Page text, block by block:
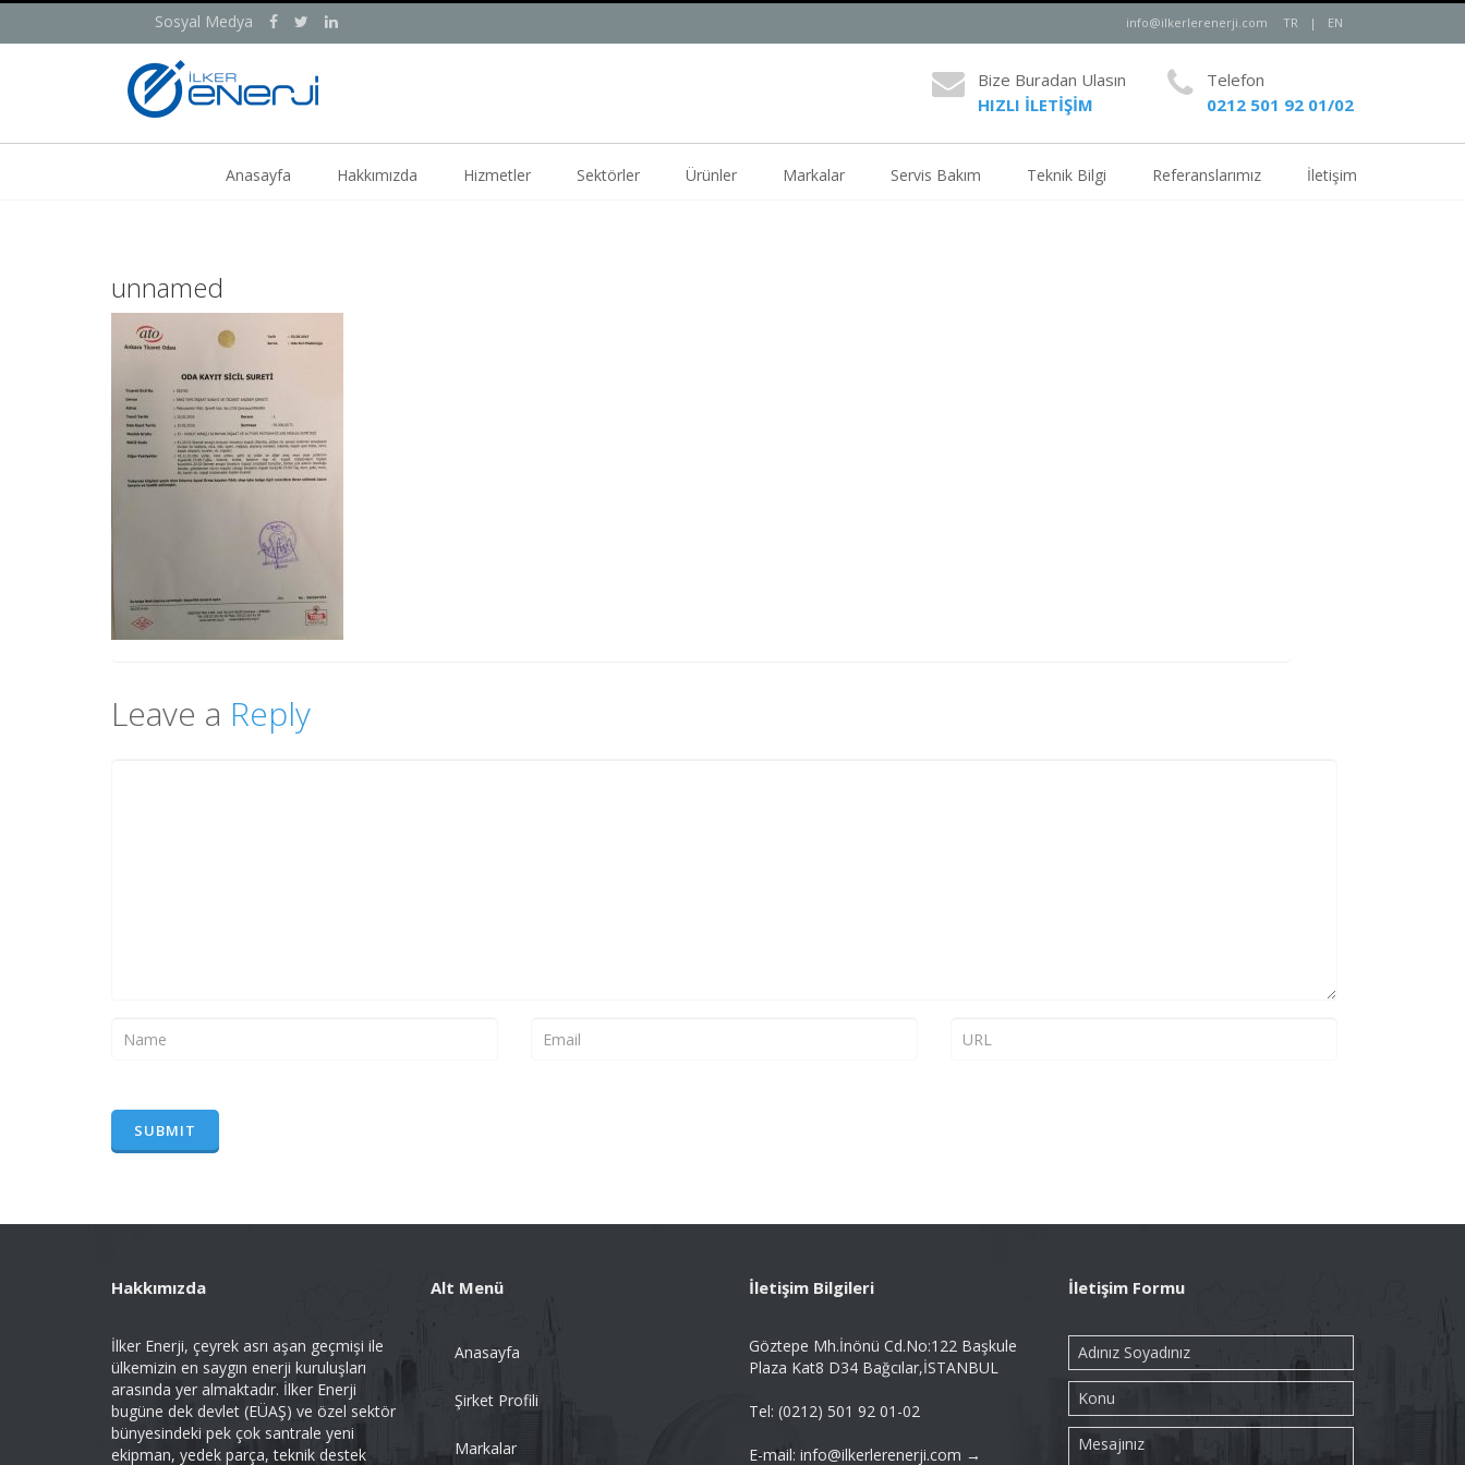
Sosyal Medya info@ilkerlerenerji.com TR | EN
Bize Buradan Ulasın
HIZLI İLETİŞİM
Telefon
0212 501 92 01/02
Anasayfa Hakkımızda Hizmetler Sektörler Ürünler Markalar Servis Bakım Teknik Bilgi Referanslarımız İletişim
unnamed
Leave a Reply
Hakkımızda
İlker Enerji, çeyrek asrı aşan geçmişi ile
ülkemizin en saygın enerji kuruluşları
arasında yer almaktadır. İlker Enerji
bugüne dek devlet (EÜAŞ) ve özel sektör
bünyesindeki pek çok santrale yeni
ekipman, yedek parça, teknik destek
Alt Menü
Anasayfa
Şirket Profili
Markalar
İletişim Bilgileri
Göztepe Mh.İnönü Cd.No:122 Başkule
Plaza Kat8 D34 Bağcılar,İSTANBUL
Tel: (0212) 501 92 01-02
E-mail: info@ilkerlerenerji.com →
İletişim Formu